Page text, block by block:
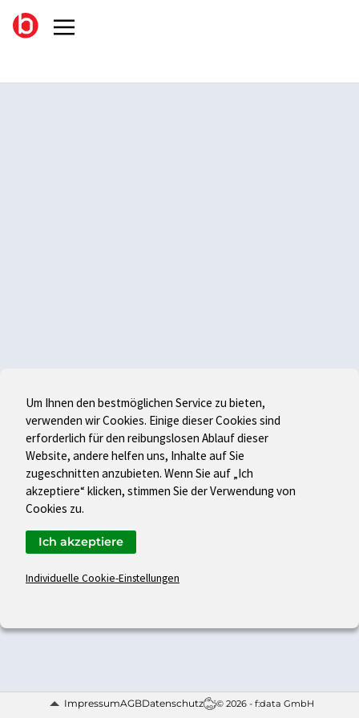
ImpressumAGBDatenschutz © 2026 - f:data GmbH
Um Ihnen den bestmöglichen Service zu bieten,
verwenden wir Cookies. Einige dieser Cookies sind
erforderlich für den reibungslosen Ablauf dieser
Website, andere helfen uns, Inhalte auf Sie
zugeschnitten anzubieten. Wenn Sie auf „Ich
akzeptiere“ klicken, stimmen Sie der Verwendung von
Cookies zu.
Individuelle Cookie-Einstellungen
Ich akzeptiere